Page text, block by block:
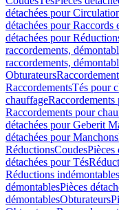
détachées pour
détachées pour Raccords
détachées pour
raccordements,
raccordements,
Obturateurs
RaccordementsTés pour
chauffage
Raccordements pour
détachées pour Geberit
détachées pour Manchons
RéductionsCoudesPièces
détachées pour Tés
Réductions indémontables
démontablesPièces
démontablesObturateurs